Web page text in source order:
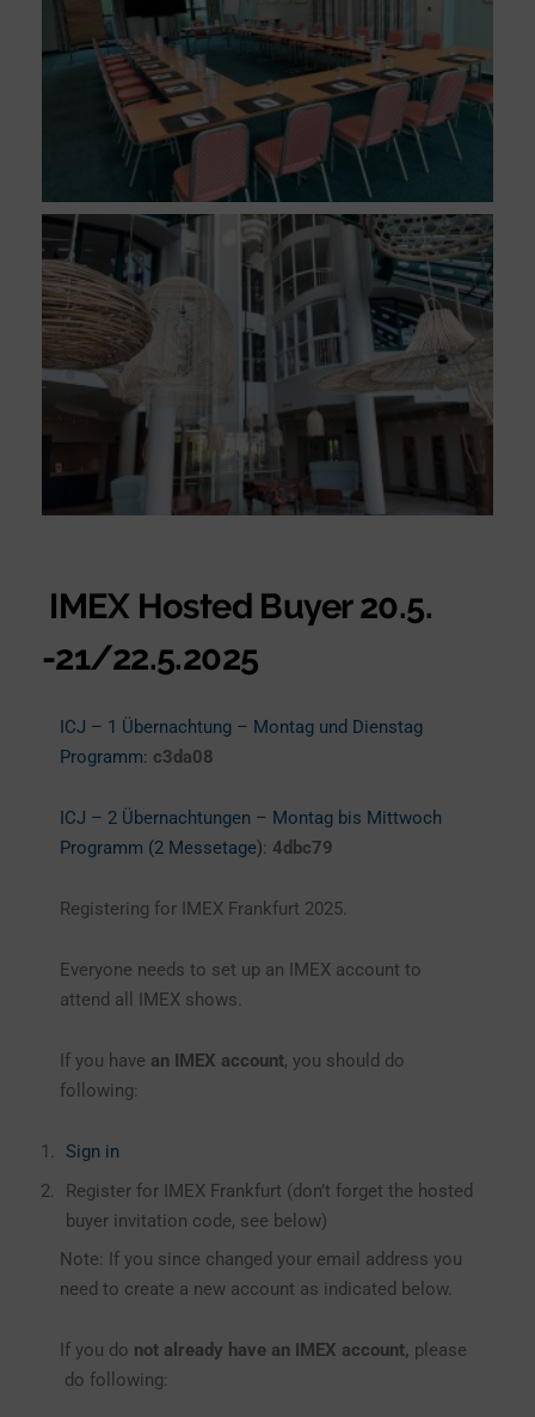
IMEX Hosted Buyer 20.5.
-21/22.5.2025
ICJ – 1 Übernachtung – Montag und Dienstag
Programm: c3da08
ICJ – 2 Übernachtungen – Montag bis Mittwoch
Programm (2 Messetage): 4dbc79
Registering for IMEX Frankfurt 2025.
Everyone needs to set up an IMEX account to
attend all IMEX shows.
If you have an IMEX account, you should do
following:
Sign in
Register for IMEX Frankfurt (don’t forget the hosted
buyer invitation code, see below)
Note: If you since changed your email address you
need to create a new account as indicated below.
If you do not already have an IMEX account, please
do following: